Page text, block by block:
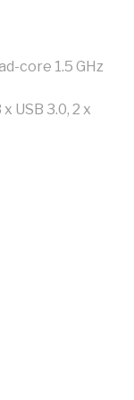
core 1.5 GHz
USB 3.0, 2 x